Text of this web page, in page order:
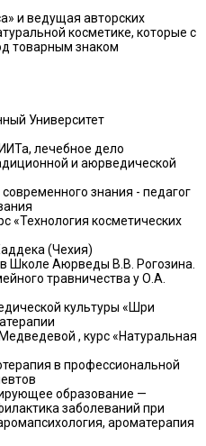
и ведущая авторских
косметике, которые с
товарным знаком
Университет
лечебное дело
и аюрведической
знания - педагог
«Технология косметических
(Чехия)
Школе Аюрведы В.В. Рогозина.
травничества у О.А.
культуры «Шри
, курс «Натуральная
в профессиональной
образование —
заболеваний при
ароматерапия